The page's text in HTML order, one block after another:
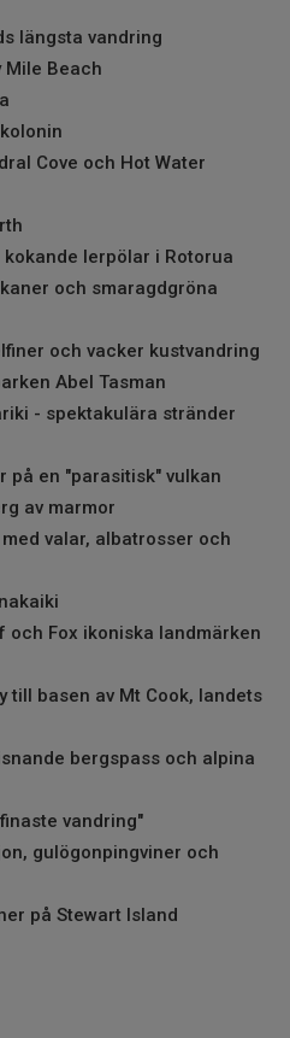
längsta vandring
Mile Beach
Cove och Hot Water
lerpölar i Rotorua
och smaragdgröna
och vacker kustvandring
Abel Tasman
- spektakulära stränder
på en "parasitisk" vulkan
av marmor
valar, albatrosser och
och Fox ikoniska landmärken
till basen av Mt Cook, landets
bergspass och alpina
vandring"
gulögonpingviner och
på Stewart Island